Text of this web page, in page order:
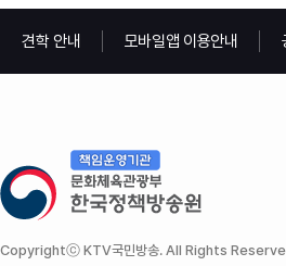
견학 안내 모바일앱 이용안내
Copyrightⓒ KTV국민방송. All Rights